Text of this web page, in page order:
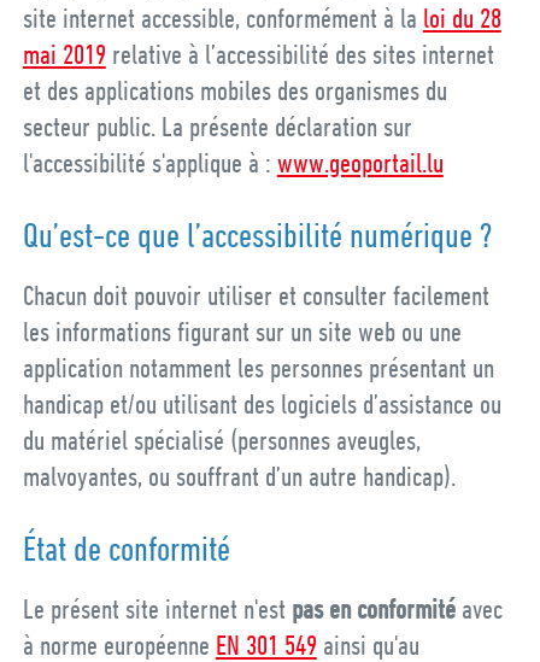
site internet accessible, conformément à la loi du 28
mai 2019 relative à l’accessibilité des sites internet
et des applications mobiles des organismes du
secteur public. La présente déclaration sur
l'accessibilité s'applique à : www.geoportail.lu
Qu’est-ce que l’accessibilité numérique ?
Chacun doit pouvoir utiliser et consulter facilement
les informations figurant sur un site web ou une
application notamment les personnes présentant un
handicap et/ou utilisant des logiciels d’assistance ou
du matériel spécialisé (personnes aveugles,
malvoyantes, ou souffrant d’un autre handicap).
État de conformité
Le présent site internet n'est pas en conformitéavec
à norme européenne EN 301 549 ainsi qu'au